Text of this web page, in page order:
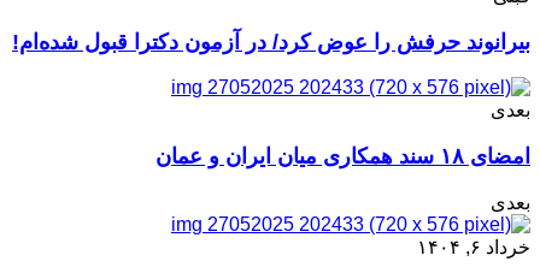
بیرانوند حرفش را عوض کرد/ در آزمون دکترا قبول شده‌ام!
بعدی
امضای ۱۸ سند همکاری میان ایران و عمان
بعدی
خرداد ۶, ۱۴۰۴